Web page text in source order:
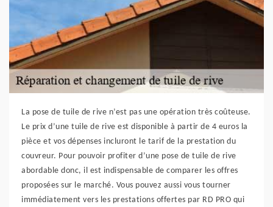
La pose de tuile de rive n’est pas une opération très coûteuse.
Le prix d’une tuile de rive est disponible à partir de 4 euros la
pièce et vos dépenses incluront le tarif de la prestation du
couvreur. Pour pouvoir profiter d’une pose de tuile de rive
abordable donc, il est indispensable de comparer les offres
proposées sur le marché. Vous pouvez aussi vous tourner
immédiatement vers les prestations offertes par RD PRO qui